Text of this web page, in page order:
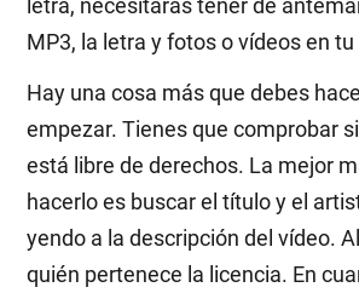
letra, necesitarás tener de
MP3, la letra y fotos o vídeos en
Hay una cosa más que debes
empezar. Tienes que comprobar
está libre de derechos. La mejor
hacerlo es buscar el título y el
yendo a la descripción del vídeo.
quién pertenece la licencia. En